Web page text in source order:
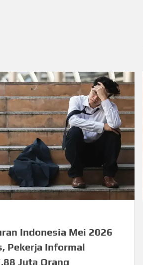
Indonesia Mei 2026
Pekerja Informal
Juta Orang